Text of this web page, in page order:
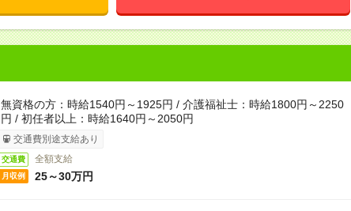
無資格の方：時給1540円～1925円 / 介護福祉士：時給1800円～2250
円 / 初任者以上：時給1640円～2050円
交通費別途支給あり
交通費 全額支給
月収例 25～30万円